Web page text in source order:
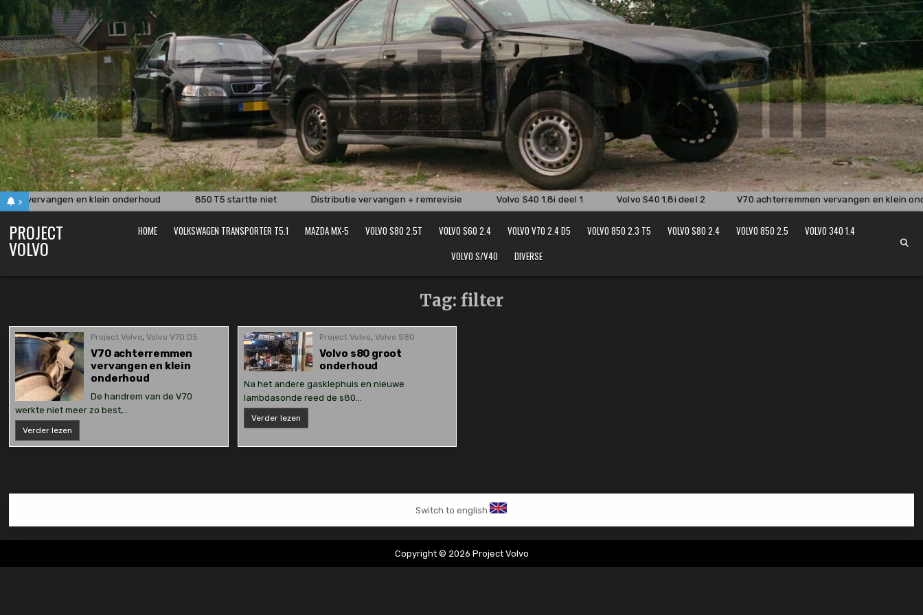
to
content
>
vervangen en klein onderhoud 850 T5 startte niet Distributie vervangen + remrevisie Volvo S40 1.8i deel 1 Volvo S40 1.8i deel 2 V70 achterremmen vervangen en klein
PROJECT
VOLVO
HOME VOLKSWAGEN TRANSPORTER T5.1 MAZDA MX-5 VOLVO S80 2.5T VOLVO S60 2.4 VOLVO V70 2.4 D5 VOLVO 850 2.3 T5 VOLVO S80 2.4 VOLVO 850 2.5
VOLVO 340 1.4
VOLVO S/V40
DIVERSE
Tag: filter
Project Volvo,Volvo V70 D5
V70 achterremmen
vervangen en klein
onderhoud
De handrem van de V70
werkte niet meer zo best,…
Verder lezen
achterremmen
vervangen
Project Volvo, Volvo S80
Volvo s80 groot
onderhoud
Na het andere gasklephuis en nieuwe
lambdasonde reed de s80…
Verder lezenVolvo
s80
Switch to english
Copyright © 2026 Project Volvo